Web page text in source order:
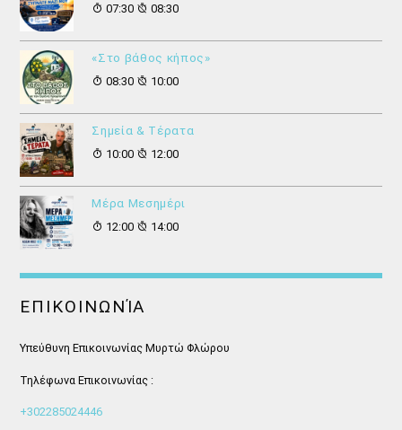
07:30
08:30
«Στο βάθος κήπος»
08:30
10:00
Σημεία & Τέρατα
10:00
12:00
Μέρα Μεσημέρι
12:00
14:00
ΕΠΙΚΟΙΝΩΝΊΑ
Υπεύθυνη Επικοινωνίας Μυρτώ Φλώρου
Τηλέφωνα Επικοινωνίας :
+302285024446